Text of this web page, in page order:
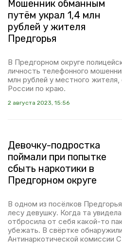
Мошенник обманным
путём украл 1,4 млн
рублей у жителя
Предгорья
В Предгорном округе
личность телефонного
млн рублей у местного
России по краю.
2 августа 2023, 15:56
Девочку-подростка
поймали при попытке
сбыть наркотики в
Предгорном округе
В одном из посёлков
лесу девушку. Когда та
отбросила от себя какой-то
убежать. В свёртке
Антинаркотической комиссии